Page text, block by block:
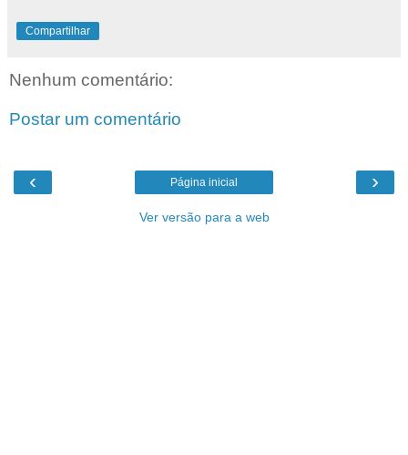
Compartilhar
Nenhum comentário:
Postar um comentário
‹ ›
Página inicial
Ver versão para a web